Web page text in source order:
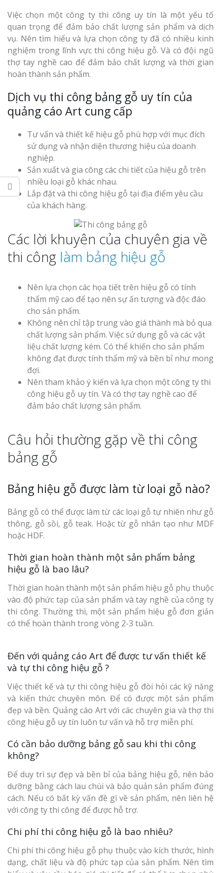
Việc chọn một công ty thi công uy tín là một yếu tố
quan trọng để đảm bảo chất lượng sản phẩm và dịch
vụ. Nên tìm hiểu và lựa chọn công ty đã có nhiều kinh
nghiệm trong lĩnh vực thi công hiệu gỗ. Và có đội ngũ
thợ tay nghề cao để đảm bảo chất lượng và thời gian
hoàn thành sản phẩm.
Dịch vụ thi công bảng gỗ uy tín của
quảng cáo Art cung cấp
Tư vấn và thiết kế hiệu gỗ phù hợp với mục đích
sử dụng và nhận diện thương hiệu của doanh
nghiệp.
Sản xuất và gia công các chi tiết của hiệu gỗ trên
nhiều loại gỗ khác nhau.
Lắp đặt và thi công hiệu gỗ tại địa điểm yêu cầu
của khách hàng.
Các lời khuyên của chuyên gia về
thi công làm bảng hiệu gỗ
Nên lựa chọn các họa tiết trên hiệu gỗ có tính
thẩm mỹ cao để tạo nên sự ấn tượng và độc đáo
cho sản phẩm.
Không nên chỉ tập trung vào giá thành mà bỏ qua
chất lượng sản phẩm. Việc sử dụng gỗ và các vật
liệu chất lượng kém. Có thể khiến cho sản phẩm
không đạt được tính thẩm mỹ và bền bỉ như mong
đợi.
Nên tham khảo ý kiến và lựa chọn một công ty thi
công hiệu gỗ uy tín. Và có thợ tay nghề cao để
đảm bảo chất lượng sản phẩm.
Câu hỏi thường gặp về thi công
bảng gỗ
Bảng hiệu gỗ được làm từ loại gỗ nào?
Bảng gỗ có thể được làm từ các loại gỗ tự nhiên như gỗ
thông, gỗ sồi, gỗ teak. Hoặc từ gỗ nhân tạo như MDF
hoặc HDF.
Thời gian hoàn thành một sản phẩm bảng
hiệu gỗ là bao lâu?
Thời gian hoàn thành một sản phẩm hiệu gỗ phụ thuộc
vào độ phức tạp của sản phẩm và tay nghề của công ty
thi công. Thường thì, một sản phẩm hiệu gỗ đơn giản
có thể hoàn thành trong vòng 2-3 tuần.
Đến với quảng cáo Art để được tư vấn thiết kế
và tự thi công hiệu gỗ ?
Việc thiết kế và tự thi công hiệu gỗ đòi hỏi các kỹ năng
và kiến thức chuyên môn. Để có được một sản phẩm
đẹp và bền. Quảng cáo Art với các chuyên gia và thợ thi
công hiệu gỗ uy tín luôn tư vấn và hỗ trợ miễn phí.
Có cần bảo dưỡng bảng gỗ sau khi thi công
không?
Để duy trì sự đẹp và bền bỉ của bảng hiệu gỗ, nên bảo
dưỡng bằng cách lau chùi và bảo quản sản phẩm đúng
cách. Nếu có bất kỳ vấn đề gì về sản phẩm, nên liên hệ
với công ty thi công để được hỗ trợ.
Chi phí thi công hiệu gỗ là bao nhiêu?
Chi phí thi công hiệu gỗ phụ thuộc vào kích thước, hình
dạng, chất liệu và độ phức tạp của sản phẩm. Nên tìm
Hiệu Shop
Nghệ An Đẹp
Làm Bảng
Làm Hộp
Mỏng Nghệ